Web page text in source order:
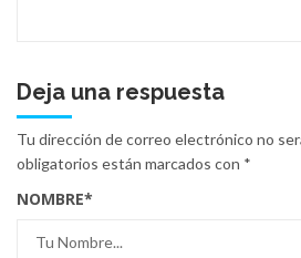
Deja una respuesta
Tu dirección de correo electrónico no
obligatorios están marcados con *
NOMBRE*